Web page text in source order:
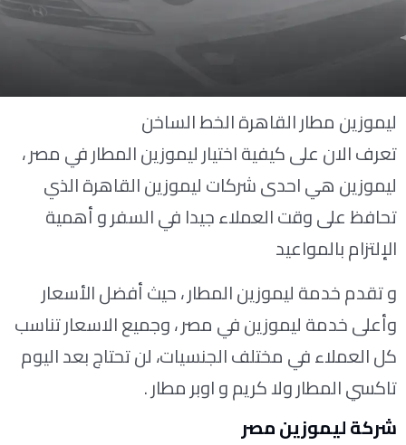
ليموزين مطار القاهرة الخط الساخن
تعرف الان على كيفية اختيار ليموزين المطار في مصر ،
ليموزين هي احدى شركات ليموزين القاهرة الذي
تحافظ على وقت العملاء جيدا في السفر و أهمية
الإلتزام بالمواعيد
و تقدم خدمة ليموزين المطار ، حيث أفضل الأسعار
وأعلى خدمة ليموزين في مصر ، وجميع الاسعار تناسب
كل العملاء في مختلف الجنسيات، لن تحتاج بعد اليوم
تاكسي المطار ولا كريم و اوبر مطار .
شركة ليموزين مصر